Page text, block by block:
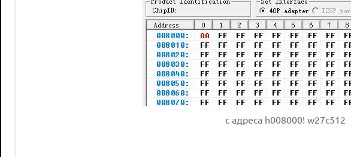
с адреса h008000! w27c512